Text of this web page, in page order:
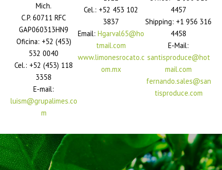
Mich.
C.P. 60711 RFC
GAP060313HN9
Oficina: +52 (453)
532 0040
Cel.: +52 (453) 118
3358
E-mail:
luism@grupalimes.co
m
Cel.: +52 453 102
3837
Email: Hgarval65@ho
tmail.com
www.limonesrocato.c
om.mx
4457
Shipping: +1 956 316
4458
E-Mail:
santisproduce@hot
mail.com
fernando.sales@san
tisproduce.com